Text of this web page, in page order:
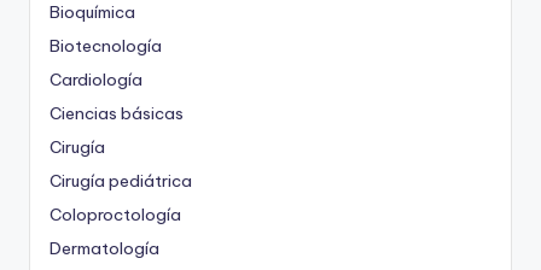
Bioquímica
Biotecnología
Cardiología
Ciencias básicas
Cirugía
Cirugía pediátrica
Coloproctología
Dermatología